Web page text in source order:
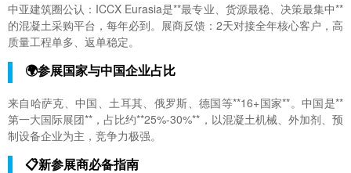
中亚建筑圈公认：ICCX Eurasia是**最专业、货源最稳、决策最集中**
的混凝土采购平台，每年必到。展商反馈：2天对接全年核心客户，高
质量工程单多、返单稳定。
🌍参展国家与中国企业占比
来自哈萨克、中国、土耳其、俄罗斯、德国等**16+国家**。中国是**
第一大国际展团**，占比约**25%-30%**，以混凝土机械、外加剂、预
制设备企业为主，竞争力极强。
📋新参展商必备指南